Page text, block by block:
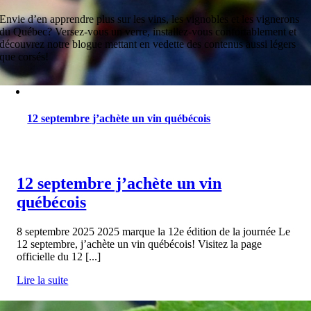
Envie d’en apprendre plus sur les vins, les vignobles et les vignerons
du Québec? Versez-vous un verre, installez-vous confortablement et
découvrez notre blogue mettant en vedette des contenus aussi légers
que corsés!
12 septembre j’achète un vin québécois
12 septembre j’achète un vin
québécois
8 septembre 2025 2025 marque la 12e édition de la journée Le
12 septembre, j’achète un vin québécois! Visitez la page
officielle du 12 [...]
Lire la suite